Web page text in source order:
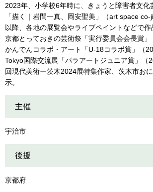
2023年、小学校6年時に、きょうと障害者文化
「描く｜岩間一真、岡安聖美」（art space co-
以降、各地の展覧会やライブペイントなどで作
京都とっておきの芸術祭「実行委員会会長賞」
かんでんコラボ・アート「U-18コラボ賞」（
Tokyo国際交流展「パラアートジュニア賞」（
回現代美術ー茨木2024展特集作家、茨木市お
示。
主催
宇治市
後援
京都府